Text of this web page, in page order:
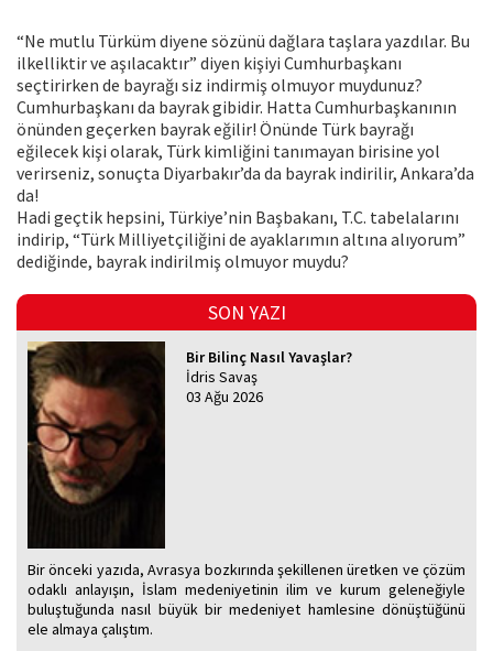
“Ne mutlu Türküm diyene sözünü dağlara taşlara yazdılar. Bu
ilkelliktir ve aşılacaktır” diyen kişiyi Cumhurbaşkanı
seçtirirken de bayrağı siz indirmiş olmuyor muydunuz?
Cumhurbaşkanı da bayrak gibidir. Hatta Cumhurbaşkanının
önünden geçerken bayrak eğilir! Önünde Türk bayrağı
eğilecek kişi olarak, Türk kimliğini tanımayan birisine yol
verirseniz, sonuçta Diyarbakır’da da bayrak indirilir, Ankara’da
da!
Hadi geçtik hepsini, Türkiye’nin Başbakanı, T.C. tabelalarını
indirip, “Türk Milliyetçiliğini de ayaklarımın altına alıyorum”
dediğinde, bayrak indirilmiş olmuyor muydu?
SON YAZI
Bir Bilinç Nasıl Yavaşlar?
İdris Savaş
03 Ağu 2026
Bir önceki yazıda, Avrasya bozkırında şekillenen üretken ve çözüm
odaklı anlayışın, İslam medeniyetinin ilim ve kurum geleneğiyle
buluştuğunda nasıl büyük bir medeniyet hamlesine dönüştüğünü
ele almaya çalıştım.